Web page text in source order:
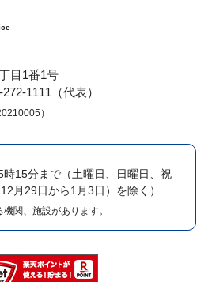
目1番1号
1111（代表）
）
時15分まで （土曜日、日曜日、祝
月29日から1月3日）を除く）
関、施設があります。